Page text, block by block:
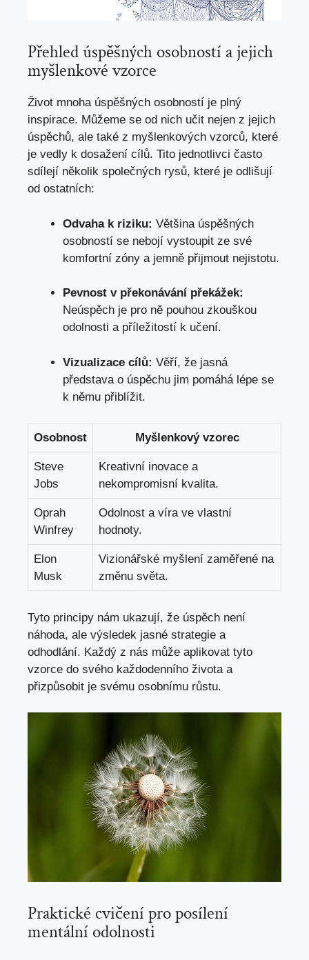
Přehled úspěšných osobností a jejich
myšlenkové vzorce
Život mnoha úspěšných osobností je plný
inspirace. Můžeme se od nich učit nejen z jejich
úspěchů, ale také z myšlenkových vzorců, které
je vedly k dosažení cílů. Tito jednotlivci často
sdílejí několik společných rysů, které je odlišují
od ostatních:
Odvaha k riziku: Většina úspěšných
osobností se nebojí vystoupit ze své
komfortní zóny a jemně přijmout nejistotu.
Pevnost v překonávání překážek:
Neúspěch je pro ně pouhou zkouškou
odolnosti a příležitostí k učení.
Vizualizace cílů: Věří, že jasná
představa o úspěchu jim pomáhá lépe se
k němu přiblížit.
Osobnost Myšlenkový vzorec
Steve
Jobs
Kreativní inovace a
nekompromisní kvalita.
Oprah
Winfrey
Odolnost a víra ve vlastní
hodnoty.
Elon
Musk
Vizionářské myšlení zaměřené na
změnu světa.
Tyto principy nám ukazují, že úspěch není
náhoda, ale výsledek jasné strategie a
odhodlání. Každý z nás může aplikovat tyto
vzorce do svého každodenního života a
přizpůsobit je svému osobnímu růstu.
Praktické cvičení pro posílení
mentální odolnosti